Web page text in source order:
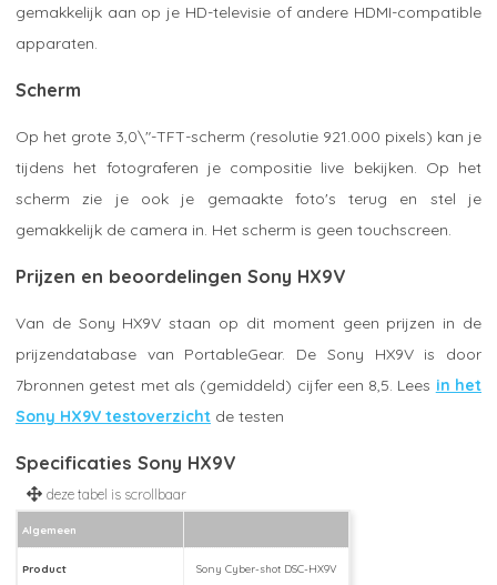
gemakkelijk aan op je HD-televisie of andere HDMI-compatible
apparaten.
Scherm
Op het grote 3,0\"-TFT-scherm (resolutie 921.000 pixels) kan je
tijdens het fotograferen je compositie live bekijken. Op het
scherm zie je ook je gemaakte foto's terug en stel je
gemakkelijk de camera in. Het scherm is geen touchscreen.
Prijzen en beoordelingen Sony HX9V
Van de Sony HX9V staan op dit moment geen prijzen in de
prijzendatabase van PortableGear. De Sony HX9V is door
7bronnen getest met als (gemiddeld) cijfer een 8,5. Lees in het
Sony HX9V testoverzicht de testen
Specificaties Sony HX9V
Algemeen
Product Sony Cyber-shot DSC-HX9V